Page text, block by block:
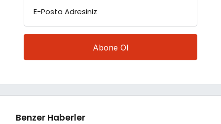
E-Posta Adresiniz
Benzer Haberler